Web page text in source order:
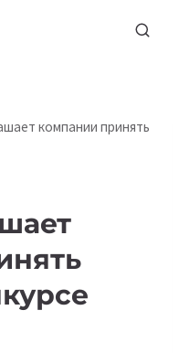
компании принять